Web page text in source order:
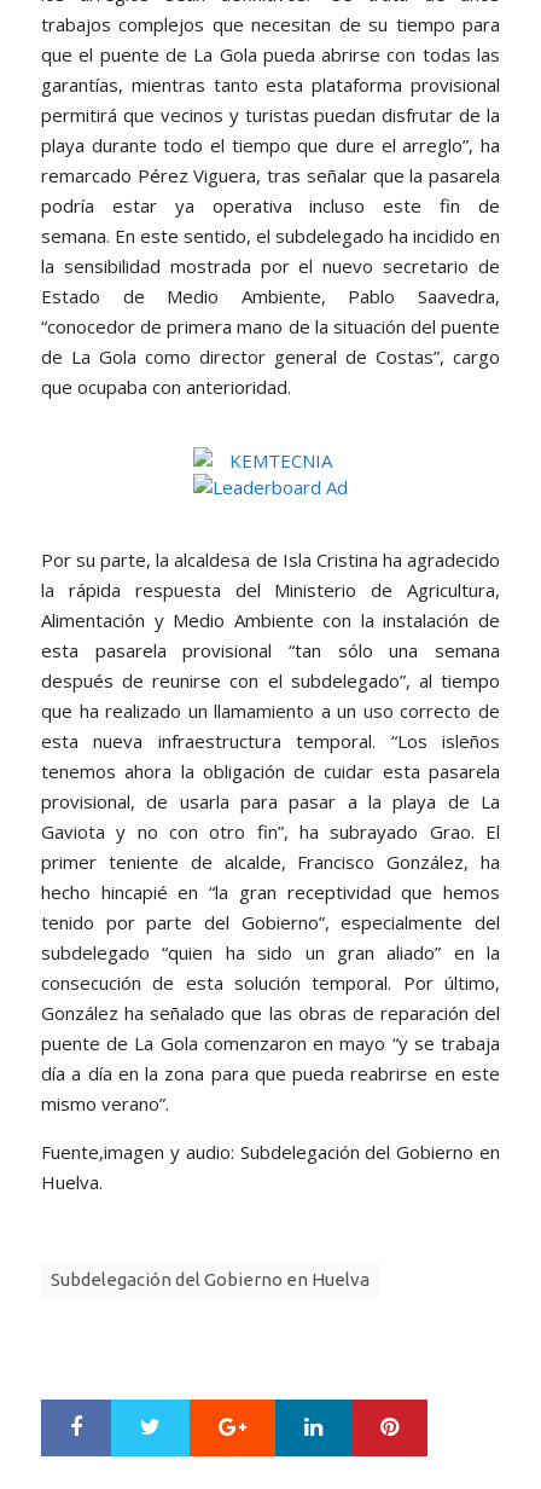
trabajos complejos que necesitan de su tiempo para
que el puente de La Gola pueda abrirse con todas las
garantías, mientras tanto esta plataforma provisional
permitirá que vecinos y turistas puedan disfrutar de la
playa durante todo el tiempo que dure el arreglo”, ha
remarcado Pérez Viguera, tras señalar que la pasarela
podría estar ya operativa incluso este fin de
semana. En este sentido, el subdelegado ha incidido en
la sensibilidad mostrada por el nuevo secretario de
Estado de Medio Ambiente, Pablo Saavedra,
“conocedor de primera mano de la situación del puente
de La Gola como director general de Costas”, cargo
que ocupaba con anterioridad.
Por su parte, la alcaldesa de Isla Cristina ha agradecido
la rápida respuesta del Ministerio de Agricultura,
Alimentación y Medio Ambiente con la instalación de
esta pasarela provisional “tan sólo una semana
después de reunirse con el subdelegado”, al tiempo
que ha realizado un llamamiento a un uso correcto de
esta nueva infraestructura temporal. “Los isleños
tenemos ahora la obligación de cuidar esta pasarela
provisional, de usarla para pasar a la playa de La
Gaviota y no con otro fin”, ha subrayado Grao. El
primer teniente de alcalde, Francisco González, ha
hecho hincapié en “la gran receptividad que hemos
tenido por parte del Gobierno”, especialmente del
subdelegado “quien ha sido un gran aliado” en la
consecución de esta solución temporal. Por último,
González ha señalado que las obras de reparación del
puente de La Gola comenzaron en mayo “y se trabaja
día a día en la zona para que pueda reabrirse en este
mismo verano”.
Fuente,imagen y audio: Subdelegación del Gobierno en
Huelva.
Subdelegación del Gobierno en Huelva
Google+ LinkedIn